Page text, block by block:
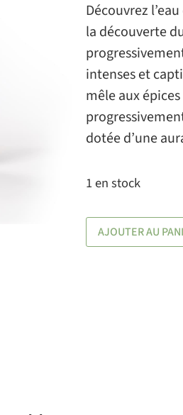
Découvrez
la découverte
intenses et
mêle aux
dotée d’une
1 en stock
AJOUTER AU